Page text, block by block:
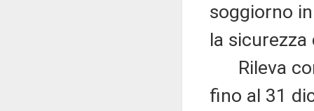
soggiorno
la
Rileva
fino al 31